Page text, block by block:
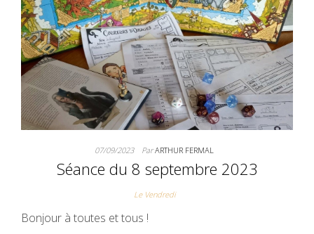
07/09/2023 ParARTHUR FERMAL
Séance du 8 septembre 2023
Le Vendredi
Bonjour à toutes et tous !